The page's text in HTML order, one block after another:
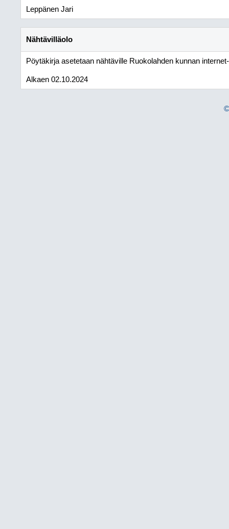
Leppänen Jari
Nähtävilläolo
Pöytäkirja asetetaan nähtäville Ruokolahden kunnan
Alkaen 02.10.2024